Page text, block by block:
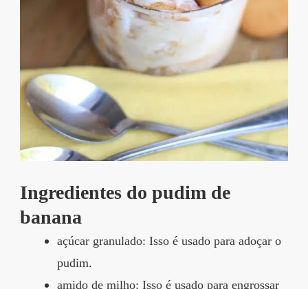
Ingredientes do pudim de
banana
açúcar granulado: Isso é usado para adoçar o
pudim.
amido de milho: Isso é usado para engrossar